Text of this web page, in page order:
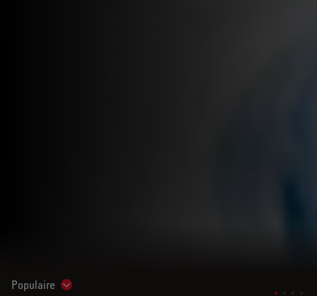
Populaire Show subnavigation